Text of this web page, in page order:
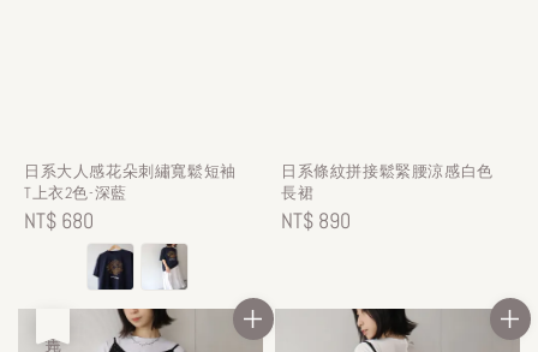
日系大人感花朵刺繡寬鬆短袖
T上衣2色-深藍
Regular
NT$ 680
日系條紋拼接鬆緊腰涼感白色
長裙
Regular
NT$ 890